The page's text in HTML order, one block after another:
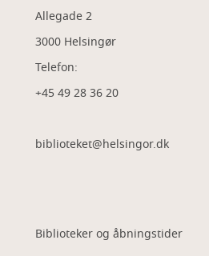
Allegade 2
3000 Helsingør
Telefon:
+45 49 28 36 20
biblioteket@helsingor.dk
Biblioteker og åbningstider